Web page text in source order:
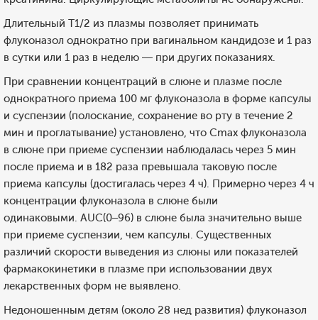
Длительный T1/2 из плазмы позволяет принимать
флуконазол однократно при вагинальном кандидозе и 1 раз
в сутки или 1 раз в неделю — при других показаниях.
При сравнении концентраций в слюне и плазме после
однократного приема 100 мг флуконазола в форме капсулы
и суспензии (полоскание, сохранение во рту в течение 2
мин и проглатывание) установлено, что Cmax флуконазола
в слюне при приеме суспензии наблюдалась через 5 мин
после приема и в 182 раза превышала таковую после
приема капсулы (достигалась через 4 ч). Примерно через 4 ч
концентрации флуконазола в слюне были
одинаковыми. AUC(0–96) в слюне была значительно выше
при приеме суспензии, чем капсулы. Существенных
различий скорости выведения из слюны или показателей
фармакокинетики в плазме при использовании двух
лекарственных форм не выявлено.
Недоношенным детям (около 28 нед развития) флуконазол